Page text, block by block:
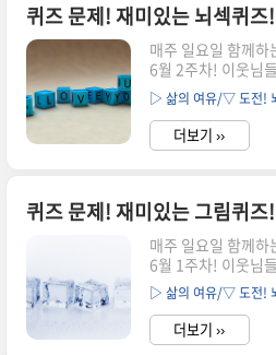
분의 상상력을 최대
셨다면 아래의 정
개!!] 퀴즈 033 정
부분이 직각인 5개
며, 각각의 꽃잎을
답은 아래와 같습니
범식 지음 ..
퀴즈 문제! 재미있는 뇌섹퀴즈
매주 일요일 함께하
6월 2주차! 이웃님
드리는 "극강 난이
들 때는 더 힘든 일
최선입니다. 그래서
리는 문제들을 풀며
분의 상상력을 최대
셨다면 아래의 정
개!!] 퀴즈 032 정답
사 친구이므로 전기
(V)=전류(I) X 저항
다. [출처] 뇌섹퀴즈
보면 좋..
▷ 삶의 여유/▽ 도전!
더보기 ››
퀴즈 문제! 재미있는 그림퀴즈
매주 일요일 함께하
6월 1주차! 이웃님
드리는 "극강 난이
들 때는 더 힘든 일
최선입니다. 그래서
리는 문제들을 풀며
▷ 삶의 여유/▽ 도전!
더보기 ››